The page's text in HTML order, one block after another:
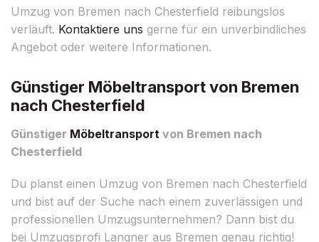
Umzug von Bremen nach Chesterfield reibungslos
verläuft. Kontaktiere uns gerne für ein unverbindliches
Angebot oder weitere Informationen.
Günstiger Möbeltransport von Bremen
nach Chesterfield
Günstiger Möbeltransport von Bremen nach
Chesterfield
Du planst einen Umzug von Bremen nach Chesterfield
und bist auf der Suche nach einem zuverlässigen und
professionellen Umzugsunternehmen? Dann bist du
bei Umzugsprofi Langner aus Bremen genau richtig!